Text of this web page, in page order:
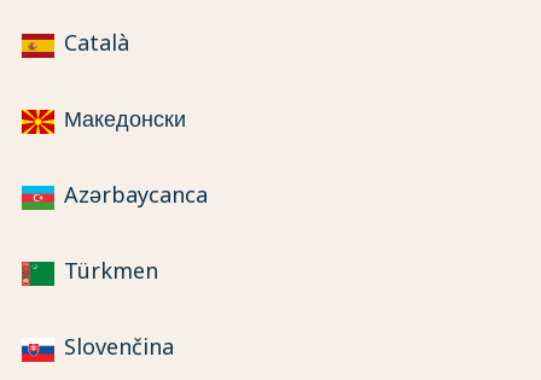
Català
Македонски
Azərbaycanca
Türkmen
Slovenčina